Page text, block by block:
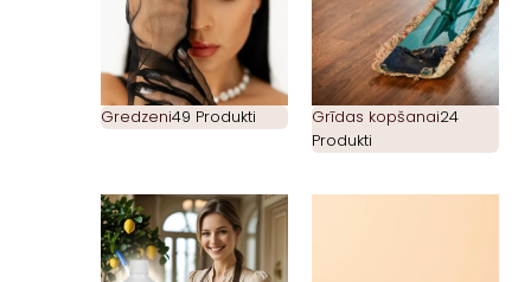
Gredzeni49 Produkti Grīdas kopšanai24
Produkti